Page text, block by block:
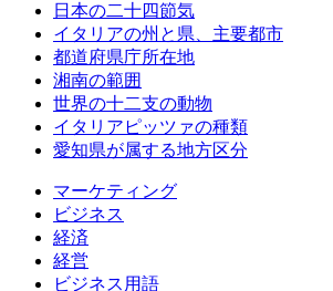
日本の二十四節気
イタリアの州と県、主要都市
都道府県庁所在地
湘南の範囲
世界の十二支の動物
イタリアピッツァの種類
愛知県が属する地方区分
マーケティング
ビジネス
経済
経営
ビジネス用語